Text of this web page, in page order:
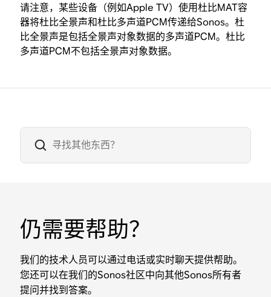
请注意，某些设备（例如Apple TV）使用杜比MAT容
器将杜比全景声和杜比多声道PCM传递给Sonos。杜
比全景声是包括全景声对象数据的多声道PCM。杜比
多声道PCM不包括全景声对象数据。
仍需要帮助？
我们的技术人员可以通过电话或实时聊天提供帮助。
您还可以在我们的Sonos社区中向其他Sonos所有者
提问并找到答案。